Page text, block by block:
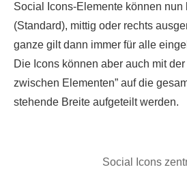
Social Icons-Elemente können nun
(Standard), mittig oder rechts
ganze gilt dann immer für alle
Die Icons können aber auch mit der
zwischen Elementen” auf die
stehende Breite aufgeteilt werden.
Social Icons